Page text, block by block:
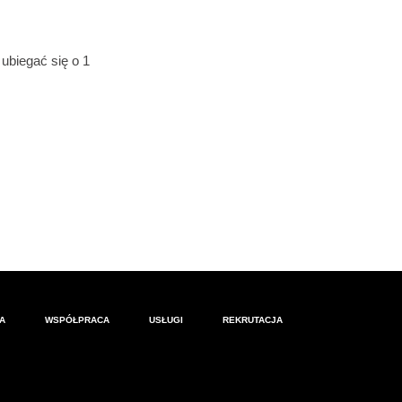
dr Małgorzata
TUTAJ
się o 1
WSPÓŁPRACA USŁUGI REKRUTACJA